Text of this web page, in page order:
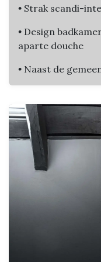
• Strak scandi-
• Design
aparte douche
• Naast de